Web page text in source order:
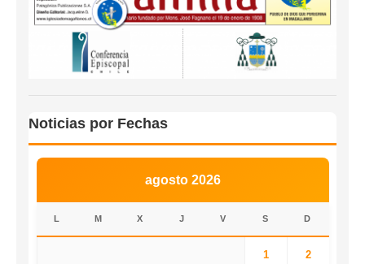
Noticias por Fechas
agosto 2026
L M X J V S D
1 2